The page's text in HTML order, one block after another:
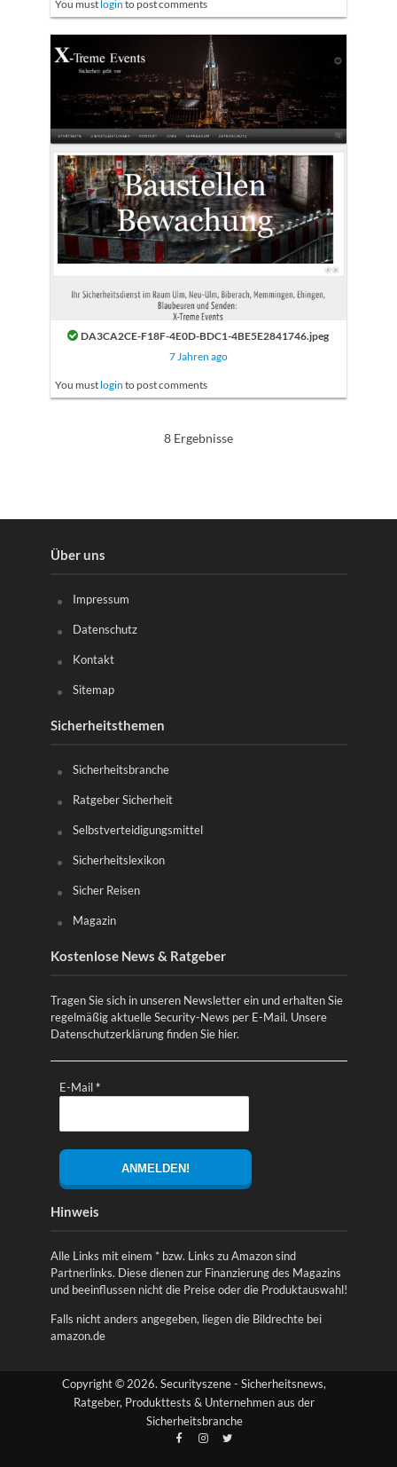
You must login to post comments
DA3CA2CE-F18F-4E0D-BDC1-4BE5E2841746.jpeg
7 Jahren ago
You must login to post comments
8 Ergebnisse
Über uns
Impressum
Datenschutz
Kontakt
Sitemap
Sicherheitsthemen
Sicherheitsbranche
Ratgeber Sicherheit
Selbstverteidigungsmittel
Sicherheitslexikon
Sicher Reisen
Magazin
Kostenlose News & Ratgeber
Tragen Sie sich in unseren Newsletter ein und erhalten Sie
regelmäßig aktuelle Security-News per E-Mail. Unsere
Datenschutzerklärung finden Sie hier.
E-Mail*
Hinweis
Alle Links mit einem * bzw. Links zu Amazon sind
Partnerlinks. Diese dienen zur Finanzierung des Magazins
und beeinflussen nicht die Preise oder die Produktauswahl!
Falls nicht anders angegeben, liegen die Bildrechte bei
amazon.de
Copyright © 2026. Securityszene - Sicherheitsnews,
Ratgeber, Produkttests & Unternehmen aus der
Sicherheitsbranche